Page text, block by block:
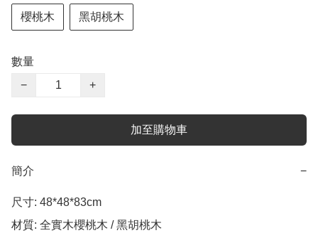
櫻桃木 黑胡桃木
數量
−
+
加至購物車
簡介 −
尺寸: 48*48*83cm
材質: 全實木櫻桃木 / 黑胡桃木